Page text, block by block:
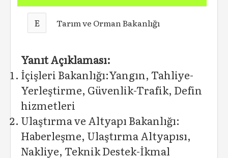
E Tarım ve Orman Bakanlığı
Yanıt Açıklaması:
İçişleri Bakanlığı:Yangın, Tahliye-
Yerleştirme, Güvenlik-Trafik, Defin
hizmetleri
Ulaştırma ve Altyapı Bakanlığı:
Haberleşme, Ulaştırma Altyapısı,
Nakliye, Teknik Destek-İkmal